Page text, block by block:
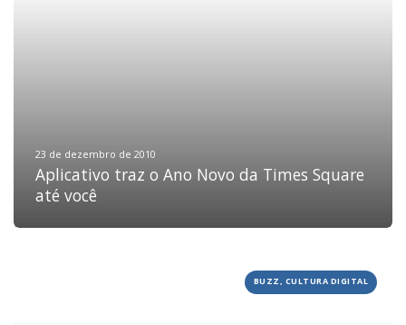
23 de dezembro de 2010
Aplicativo traz o Ano Novo da Times Square
até você
BUZZ, CULTURA DIGITAL